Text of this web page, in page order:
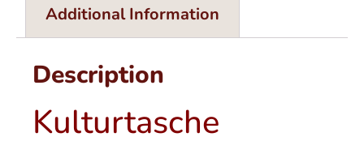
Additional Information
Description
Kulturtasche